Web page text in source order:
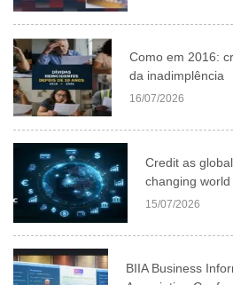
Como em 2016:
da inadimplência
16/07/2026
Credit as
changing world
15/07/2026
BIIA Business